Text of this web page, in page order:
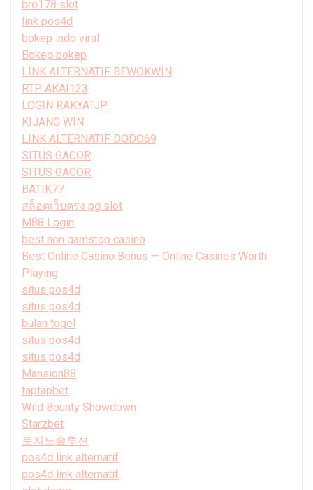
bro178 slot
link pos4d
bokep indo viral
Bokep bokep
LINK ALTERNATIF BEWOKWIN
RTP AKAI123
LOGIN RAKYATJP
KIJANG WIN
LINK ALTERNATIF DODO69
SITUS GACOR
SITUS GACOR
BATIK77
สล็อตเว็บตรง pg slot
M88 Login
best non gamstop casino
Best Online Casino Bonus — Online Casinos Worth
Playing
situs pos4d
situs pos4d
bulan togel
situs pos4d
situs pos4d
Mansion88
taptapbet
Wild Bounty Showdown
Starzbet
토지노솔루션
pos4d link alternatif
pos4d link alternatif